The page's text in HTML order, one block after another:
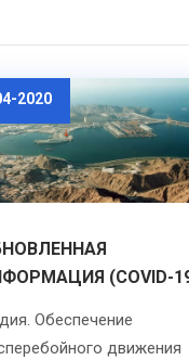
2020
(COVID-
Обеспечение
движения